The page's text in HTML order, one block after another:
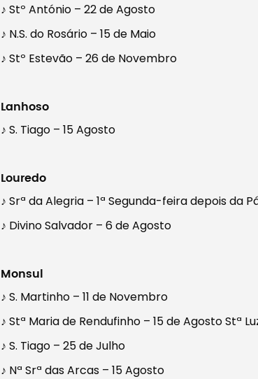
♪ Stº António – 22 de Agosto
♪ N.S. do Rosário – 15 de Maio
♪ Stº Estevão – 26 de Novembro
Lanhoso
♪ S. Tiago – 15 Agosto
Louredo
♪ Srª da Alegria – 1ª Segunda-feira depois da
♪ Divino Salvador – 6 de Agosto
Monsul
♪ S. Martinho – 11 de Novembro
♪ Stª Maria de Rendufinho – 15 de Agosto Stª
♪ S. Tiago – 25 de Julho
♪ Nª Srª das Arcas – 15 Agosto